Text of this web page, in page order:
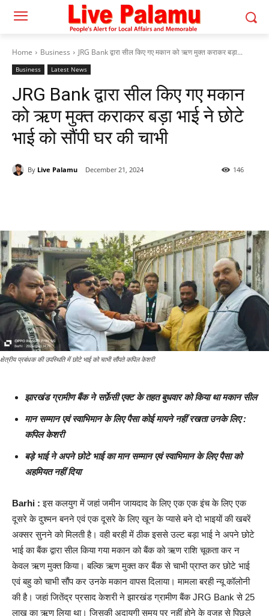
Home Business JRG Bank द्वारा सील किए गए मकान को ऋण मुक्त कराकर बड़ा...
Business Latest News
JRG Bank द्वारा सील किए गए मकान
को ऋण मुक्त कराकर बड़ा भाई ने छोटे
भाई को सौंपी घर की चाभी
By Live Palamu December 21, 2024 146
क्षेत्रीय प्रबंधक की उपस्थिति में छोटे भाई को चाभी सौंपते कपिल केशरी
झारखंड ग्रामीण बैंक ने सर्फ़ेसी एक्ट के तहत बुधवार को किया था मकान सील
मान सम्मान एवं स्वाभिमान के लिए पैसा कोई मायने नहीं रखता उनके लिए :
कपिल केशरी
बड़े भाई ने अपने छोटे भाई का मान सम्मान एवं स्वाभिमान के लिए पैसा को
अहमियत नहीं दिया
Barhi : इस कलयुग में जहां जमीन जायदाद के लिए एक एक इंच के लिए एक
दूसरे के दुश्मन बनने एवं एक दूसरे के लिए खून के प्यासे बने दो भाइयों की खबरें
अक्सर सुनने को मिलती है। वही बरही में ठीक इससे उल्ट बड़ा भाई ने अपने छोटे
भाई का बैंक द्वारा सील किया गया मकान को बैंक को ऋण राशि चूकता कर न
केवल ऋण मुक्त किया। बल्कि ऋण मुक्त कर बैंक से चाभी प्राप्त कर छोटे भाई
एवं बहु को चाभी सौंप कर उनके मकान वापस दिलाया। मामला बरही न्यू कॉलोनी
की है। जहां जितेंद्र प्रसाद केशरी ने झारखंड ग्रामीण बैंक JRG Bank से 25
लाख का ऋण लिया था। जिसकी अदायगी समय पर नहीं होने के वजह से पिछले